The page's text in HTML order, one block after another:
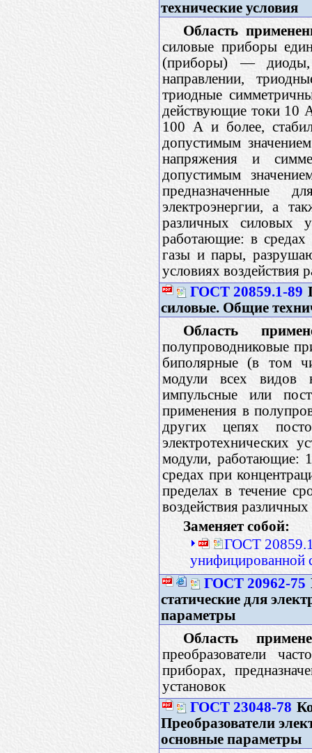
технические условия
Область
силовые приборы
(приборы) — диоды,
направлении,
триодные
действующие токи 10
100 А и более,
допустимым
напряжения и
допустимым
предназначенные
электроэнергии, а
различных силовых
работающие: в
газы и пары,
условиях воздействия
ГОСТ 20859.1-89
силовые. Общие
Область
полупроводниковые
биполярные (в том
модули всех видов
импульсные или
применения в
других цепях
электротехнических
модули, работающие:
средах при
пределах в течение
воздействия
Заменяет собой:
ГОСТ
унифицированной
ГОСТ 20962-75
статические для
параметры
Область
преобразователи
приборах,
установок
ГОСТ 23048-78
Преобразователи
основные параметры